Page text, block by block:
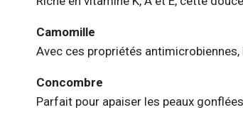
Camomille
Avec ces propriétés
Concombre
Parfait pour apaiser les peaux